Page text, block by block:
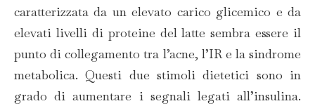
caratterizzata da un elevato carico glicemico e da
elevati livelli di proteine del latte sembra essere il
punto di collegamento tra l’acne, l’IR e la sindrome
metabolica. Questi due stimoli dietetici sono in
grado di aumentare i segnali legati all’insulina.